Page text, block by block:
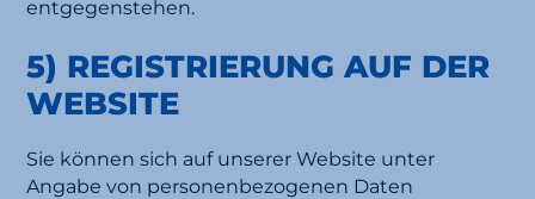
entgegenstehen.
5) REGISTRIERUNG AUF DER
WEBSITE
Sie können sich auf unserer Website unter
Angabe von personenbezogenen Daten